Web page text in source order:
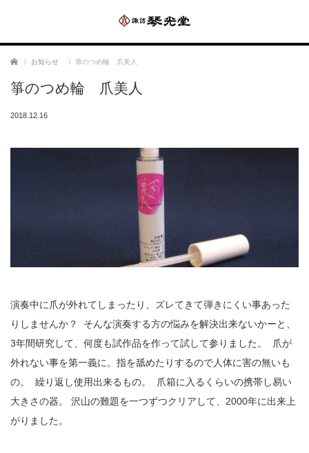
ホーム お知らせ 箏のつめ輪 爪美人
箏のつめ輪 爪美人
2018.12.16
演奏中に爪が外れてしまったり、ズレてきて弾きにくい事あった
りしませんか？ そんな演奏する方の悩みを解決出来ないかーと、
3年間研究して、何度も試作品を作って試して参りました。 爪が
外れない事を第一義に。指を舐めたりするので人体に害の無いも
の。 繰り返し使用出来るもの。 爪箱に入るくらいの携帯し易い
大きさの器。 沢山の難題を一つずつクリアして、2000年に出来上
がりました。